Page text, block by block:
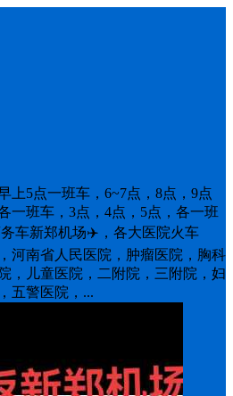
上5点一班车，6~7点，8点，9点
一班车，3点，4点，5点，各一班
车新郑机场✈️，各大医院火车
河南省人民医院，肿瘤医院，胸科
，儿童医院，二附院，三附院，妇
五警医院，...